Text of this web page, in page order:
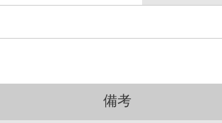
備考